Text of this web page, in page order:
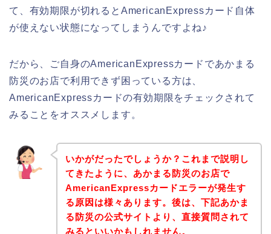
て、有効期限が切れるとAmericanExpressカード自体
が使えない状態になってしまうんですよね♪
だから、ご自身のAmericanExpressカードであかまる
防災のお店で利用できず困っている方は、
AmericanExpressカードの有効期限をチェックされて
みることをオススメします。
いかがだったでしょうか？これまで説明し
てきたように、あかまる防災のお店で
AmericanExpressカードエラーが発生す
る原因は様々あります。後は、下記あかま
る防災の公式サイトより、直接質問されて
みるといいかもしれません。